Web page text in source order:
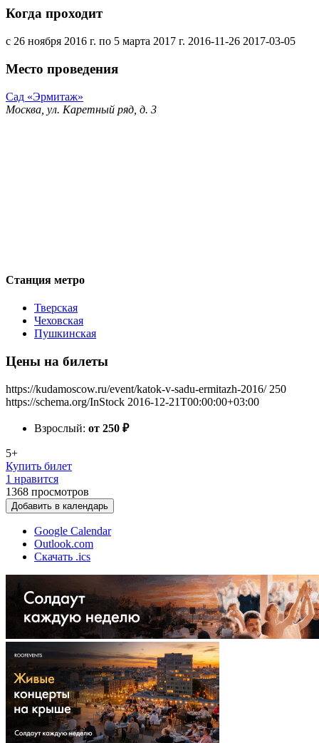
Когда проходит
с 26 ноября 2016 г. по 5 марта 2017 г. 2016-11-26 2017-03-05
Место проведения
Сад «Эрмитаж»
Москва, ул. Каретный ряд, д. 3
Станция метро
Тверская
Чеховская
Пушкинская
Цены на билеты
https://kudamoscow.ru/event/katok-v-sadu-ermitazh-2016/ 250
https://schema.org/InStock 2016-12-21T00:00:00+03:00
Взрослый: от 250 ₽
5+
Купить билет
1 нравится
1368 просмотров
Добавить в календарь
Google Calendar
Outlook.com
Скачать .ics